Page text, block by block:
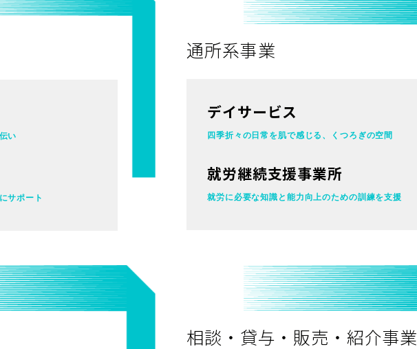
い
サポート
通所系事業
デイサービス
四季折々の日常を肌で感じる、くつろぎの空間
就労継続支援事業所
就労に必要な知識と能力向上のための訓練を支援
相談・貸与・販売・紹介事業